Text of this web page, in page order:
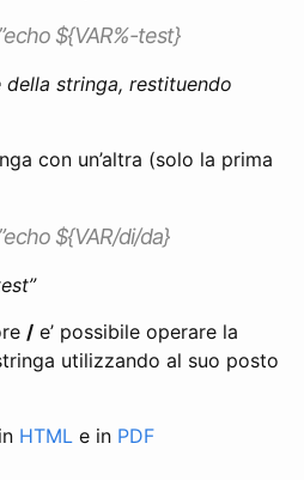
${VAR%-test}
della stringa, restituendo
con un’altra (solo la prima
${VAR/di/da}
/ e’ possibile operare la
utilizzando al suo posto
HTML e in PDF